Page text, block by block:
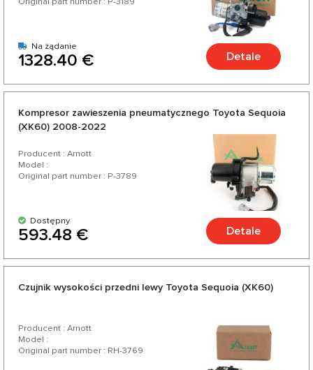
Na żądanie
1328.40 € Detale
Kompresor zawieszenia pneumatycznego Toyota Sequoia
(XK60) 2008-2022
Producent : Arnott
Model :
Original part number : P-3789
Dostępny
593.48 € Detale
Czujnik wysokości przedni lewy Toyota Sequoia (XK60)
Producent : Arnott
Model :
Original part number : RH-3769